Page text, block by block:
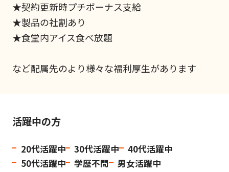
★契約更新時プチボーナス支給
★製品の社割あり
★食堂内アイス食べ放題
など配属先のより様々な福利厚生があります
活躍中の方
20代活躍中 30代活躍中
40代活躍中
50代活躍中
学歴不問 男女活躍中